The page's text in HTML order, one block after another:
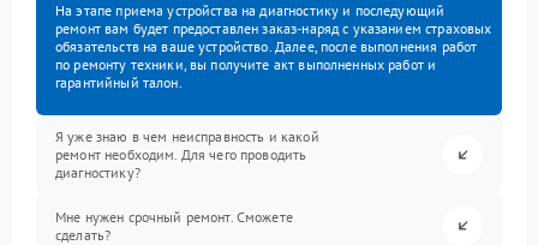
На этапе приема устройства на диагностику и последующий
ремонт вам будет предоставлен заказ-наряд с указанием страховых
обязательств на ваше устройство. Далее, после выполнения работ
по ремонту техники, вы получите акт выполненных работ и
гарантийный талон.
Я уже знаю в чем неисправность и какой
ремонт необходим. Для чего проводить
диагностику?
Мне нужен срочный ремонт. Сможете
сделать?